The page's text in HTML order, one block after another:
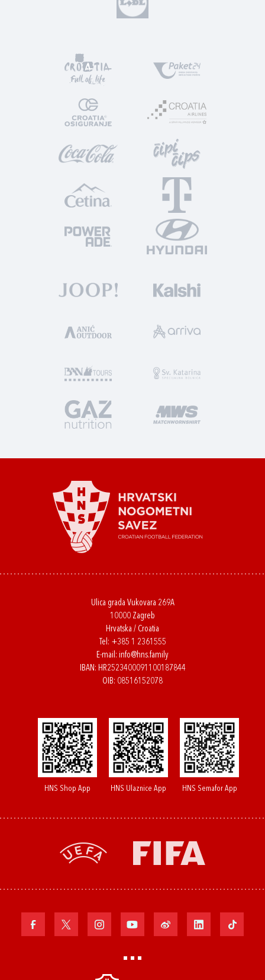
Ulica grada Vukovara 269A
10000 Zagreb
Hrvatska / Croatia
Tel: +385 1 2361555
E-mail: info@hns.family
IBAN: HR2523400091100187844
OIB: 08516152078
HNS Shop App HNS Ulaznice App HNS Semafor App